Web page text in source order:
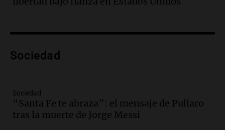
conviene priorizar cada día ?
Audio.
Audio. Mateo, a los 25 años, lucha
contra el tiempo: necesita un trasplante
Sociedad
Sociedad
“Santa Fe te abraza”: el mensaje de Pullaro
tras la muerte de Jorge Messi